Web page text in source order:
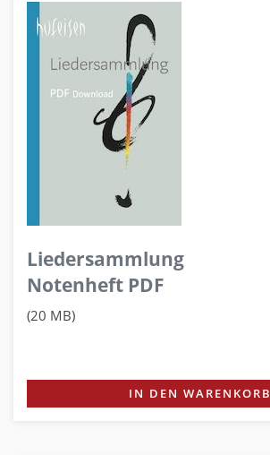
Liedersammlung
Notenheft PDF
(20 MB)
IN DEN WARENKORB